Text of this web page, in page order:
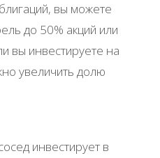
вы можете
до 50% акций или
вы инвестируете на
увеличить долю
инвестирует в